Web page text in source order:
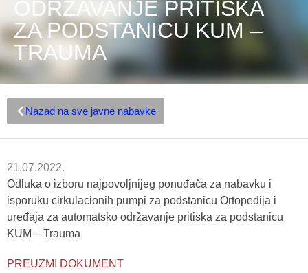
ODRŽAVANJE PRITISKA
ZA PODSTANICU KUM –
TRAUMA
Nazad na sve javne nabavke
21.07.2022.
Odluka o izboru najpovoljnijeg ponuđača za nabavku i
isporuku cirkulacionih pumpi za podstanicu Ortopedija i
uređaja za automatsko održavanje pritiska za podstanicu
KUM – Trauma
PREUZMI DOKUMENT